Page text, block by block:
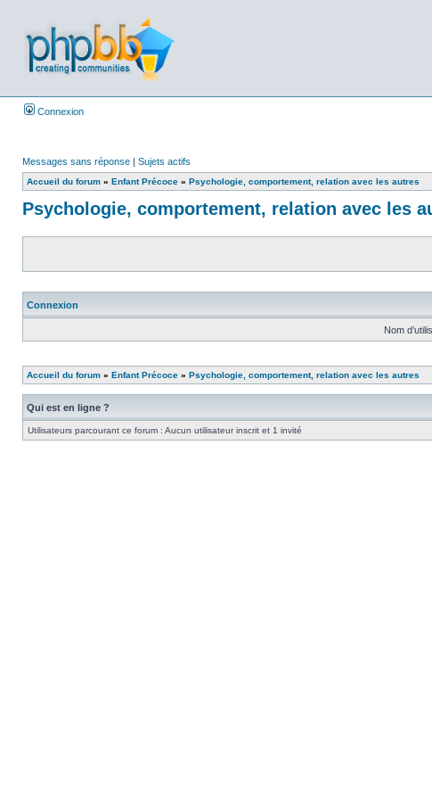
Connexion
Messages sans réponse | Sujets actifs
Accueil du forum » Enfant Précoce » Psychologie, comportement, relation avec les autres
Psychologie, comportement, relation avec les
Connexion
Nom
Accueil du forum » Enfant Précoce » Psychologie, comportement, relation avec les autres
Qui est en ligne ?
Utilisateurs parcourant ce forum : Aucun utilisateur inscrit et 1 invité